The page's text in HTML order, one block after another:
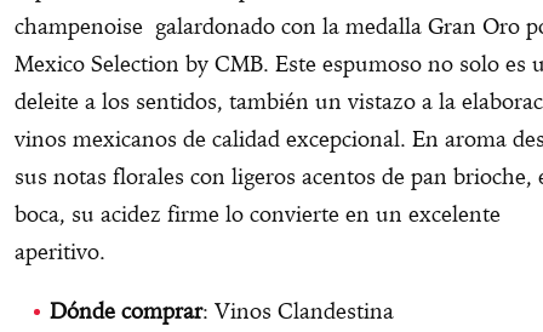
champenoise galardonado con la medalla Gran Oro
Mexico Selection by CMB. Este espumoso no solo es
deleite a los sentidos, también un vistazo a la
vinos mexicanos de calidad excepcional. En aroma
sus notas florales con ligeros acentos de pan brioche,
boca, su acidez firme lo convierte en un excelente
aperitivo.
Dónde comprar: Vinos Clandestina